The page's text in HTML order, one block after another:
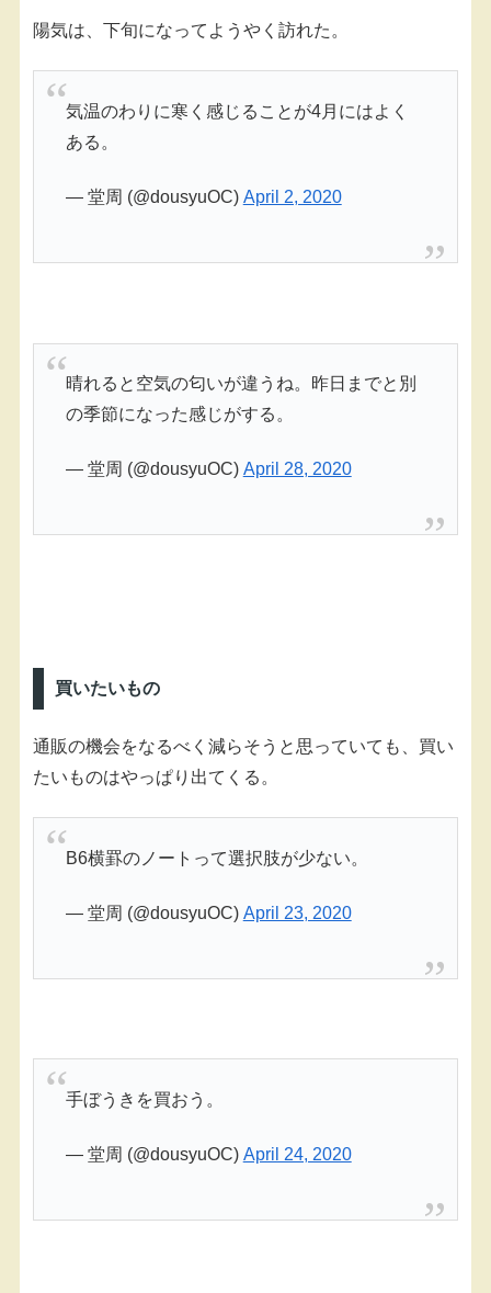
陽気は、下旬になってようやく訪れた。
気温のわりに寒く感じることが4月にはよく
ある。
— 堂周 (@dousyuOC) April 2, 2020
晴れると空気の匂いが違うね。昨日までと別
の季節になった感じがする。
— 堂周 (@dousyuOC) April 28, 2020
買いたいもの
通販の機会をなるべく減らそうと思っていても、買い
たいものはやっぱり出てくる。
B6横罫のノートって選択肢が少ない。
— 堂周 (@dousyuOC) April 23, 2020
手ぼうきを買おう。
— 堂周 (@dousyuOC) April 24, 2020